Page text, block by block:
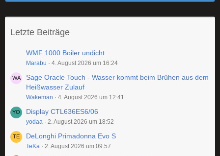
Letzte Beiträge
WMF 1000 Boiler undicht
Marabu 4. August 2026 um 16:24
Sage Oracle Touch - Wasser kommt beim Brühen aus dem
Heißwasser Zulauf
Wakeman 4. August 2026 um 12:41
Display CTL636ES6/06
yodaa 2. August 2026 um 18:52
DeLonghi Primadonna Evo S
TeKa 2. August 2026 um 09:57